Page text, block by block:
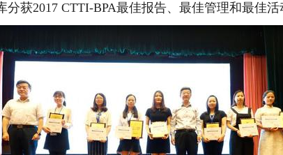
分获2017 CTTI-BPA最佳报告、最佳管理和最佳活